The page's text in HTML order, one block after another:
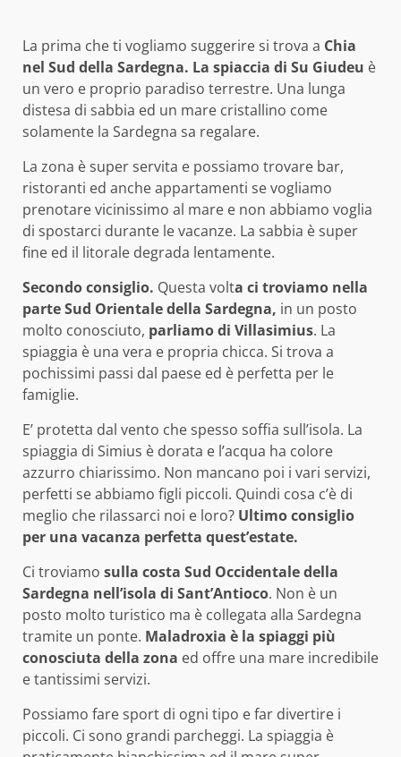
La prima che ti vogliamo suggerire si trova a Chia
nel Sud della Sardegna. La spiaccia di Su Giudeu è
un vero e proprio paradiso terrestre. Una lunga
distesa di sabbia ed un mare cristallino come
solamente la Sardegna sa regalare.
La zona è super servita e possiamo trovare bar,
ristoranti ed anche appartamenti se vogliamo
prenotare vicinissimo al mare e non abbiamo voglia
di spostarci durante le vacanze. La sabbia è super
fine ed il litorale degrada lentamente.
Secondo consiglio. Questa volta ci troviamo nella
parte Sud Orientale della Sardegna, in un posto
molto conosciuto, parliamo di Villasimius. La
spiaggia è una vera e propria chicca. Si trova a
pochissimi passi dal paese ed è perfetta per le
famiglie.
E’ protetta dal vento che spesso soffia sull’isola. La
spiaggia di Simius è dorata e l’acqua ha colore
azzurro chiarissimo. Non mancano poi i vari servizi,
perfetti se abbiamo figli piccoli. Quindi cosa c’è di
meglio che rilassarci noi e loro? Ultimo consiglio
per una vacanza perfetta quest’estate.
Ci troviamo sulla costa Sud Occidentale della
Sardegna nell’isola di Sant’Antioco. Non è un
posto molto turistico ma è collegata alla Sardegna
tramite un ponte. Maladroxia è la spiaggi più
conosciuta della zona ed offre una mare incredibile
e tantissimi servizi.
Possiamo fare sport di ogni tipo e far divertire i
piccoli. Ci sono grandi parcheggi. La spiaggia è